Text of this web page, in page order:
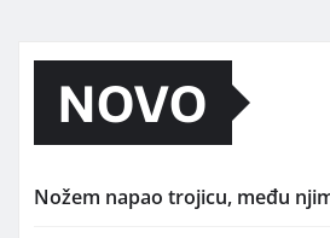
NOVO
Nožem napao trojicu, među